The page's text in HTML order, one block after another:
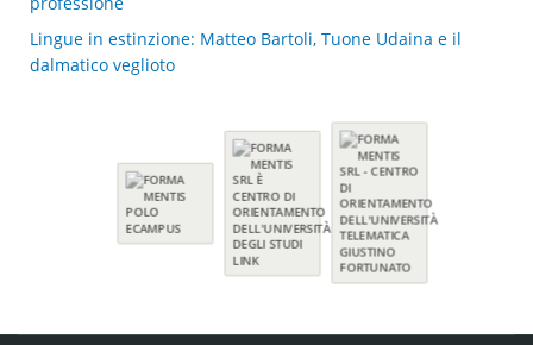
Lingue in estinzione: Matteo Bartoli, Tuone Udaina e il
dalmatico veglioto